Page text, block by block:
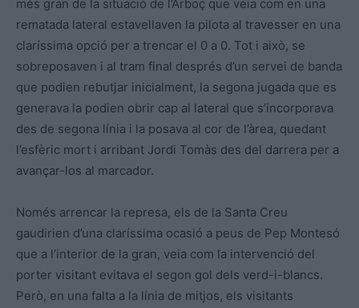
més gran de la situació de l’Arboç que veia com en una
rematada lateral estavellaven la pilota al travesser en una
claríssima opció per a trencar el 0 a 0. Tot i això, se
sobreposaven i al tram final després d’un servei de banda
que podien rebutjar inicialment, la segona jugada que es
generava la podien obrir cap al lateral que s’incorporava
des de segona línia i la posava al cor de l’àrea, quedant
l’esfèric mort i arribant Jordi Tomàs des del darrera per a
avançar-los al marcador.
Només arrencar la represa, els de la Santa Creu
gaudirien d’una claríssima ocasió a peus de Pep Montesó
que a l’interior de la gran, veia com la intervenció del
porter visitant evitava el segon gol dels verd-i-blancs.
Però, en una falta a la línia de mitjos, els visitants